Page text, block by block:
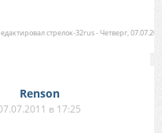
стрелок-32rus-Четверг,
Renson
в 17:25